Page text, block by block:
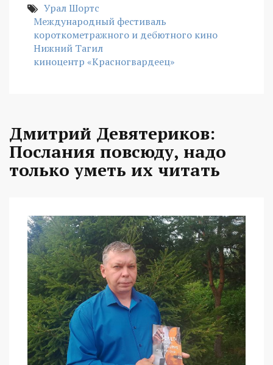
Урал Шортс
Международный фестиваль
короткометражного и дебютного кино
Нижний Тагил
киноцентр «Красногвардеец»
Дмитрий Девятериков:
Послания повсюду, надо
только уметь их читать